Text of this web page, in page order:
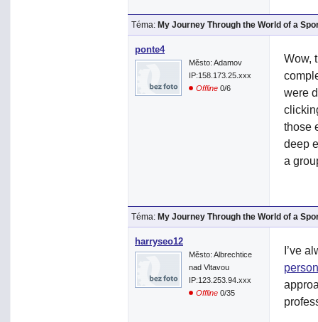
Téma: My Journey Through the World of a
ponte4
Město: Adamov
IP:158.173.25.xxx
Offline 0/6
Wow,
were
those
deep
a
Téma: My Journey Through the World of a
harryseo12
Město: Albrechtice
nad Vltavou
IP:123.253.94.xxx
Offline 0/35
I’ve